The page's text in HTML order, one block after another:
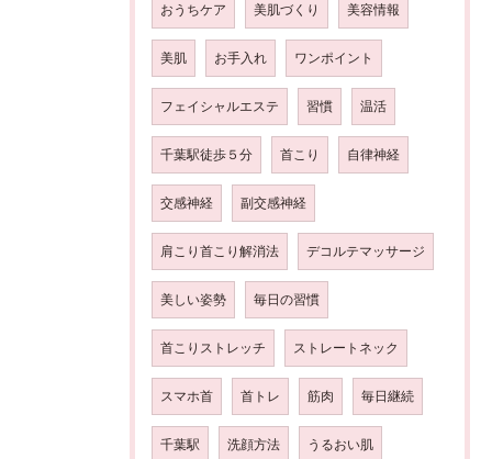
おうちケア 美肌づくり 美容情報
美肌 お手入れ ワンポイント
フェイシャルエステ 習慣 温活
千葉駅徒歩５分 首こり 自律神経
交感神経 副交感神経
肩こり首こり解消法 デコルテマッサージ
美しい姿勢 毎日の習慣
首こりストレッチ ストレートネック
スマホ首 首トレ 筋肉 毎日継続
千葉駅 洗顔方法 うるおい肌